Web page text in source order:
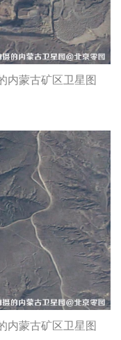
内蒙古矿区卫星图
内蒙古矿区卫星图